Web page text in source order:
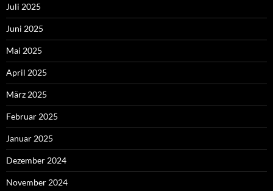
Juli 2025
Juni 2025
Mai 2025
April 2025
März 2025
Februar 2025
Januar 2025
Dezember 2024
November 2024